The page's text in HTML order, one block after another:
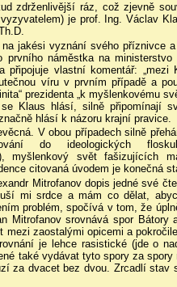
zdrženlivější ráz, což zjevně
je prof. Ing. Václav
jakési vyznání svého příznivce
prvního náměstka na
připojuje vlastní komentář:
víru v prvním případě a
prezidenta „k myšlenkovému
Klaus hlásí, silně připomínají
hlásí k názoru krajní pravice.
V obou případech silně
do ideologických floskulí
myšlenkový svět fašizujících
citovaná úvodem je konečná
Mitrofanov dopis jedné své
mi srdce a mám co dělat,
problém, spočívá v tom, že
Mitrofanov srovnává spor
mezi zaostalými opicemi a
je lehce rasistické (jde o
také vydávat tyto spory za
za dvacet bez dvou. Zrcadlí stav